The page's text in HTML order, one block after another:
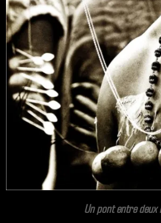
Contact / Tirages
Liens
Un pont entre deux